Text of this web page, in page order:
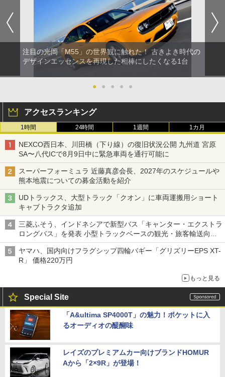
注目の光岡「M55」の世界観に触れた！ 古きよき時代の
デザインエッセンスを再現した相棒にしたくなる1台
● ● ● ● ●
アクセスランキング
1時間 24時間 1週間 1カ月
NEXCO西日本、川田橋（下り線）の復旧状況公開 九州道 宮原
SA〜八代ICで8月9日中に緊急車両を通行可能に
スーパーフォーミュラ 近藤真彦会長、2027年のスケジュールや
熊本地震についての募金活動を紹介
UDトラックス、大型トラック「クオン」に車両運搬用ショート
キャブトラクタ追加
三菱ふそう、インドネシアで新型バス「キャンター・エクストラ
ロングバス」を発表 小型トラックベースの観光・旅客輸送向け
バス
ヤマハ、国内向けフラグシップ四輪バギー「グリズリーEPS XT-
R」 価格220万円
もっと見る
Special Site
「A&ultima SP4000T」の魅力！ポケットに入
るオーディオの醍醐味
レイズのプレミアムカー向けブランドHOMUR
Aから「2×9R」が登場！